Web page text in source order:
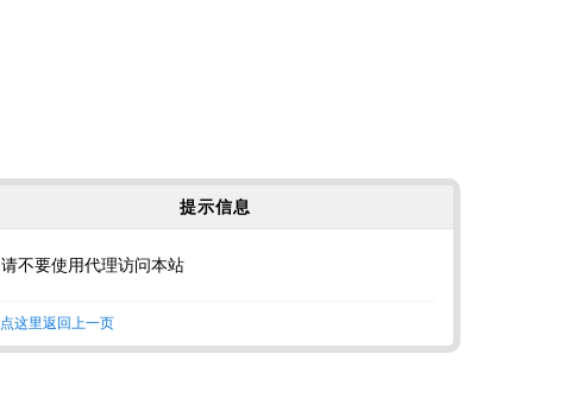
提示信息
请不要使用代理访问本站
点这里返回上一页